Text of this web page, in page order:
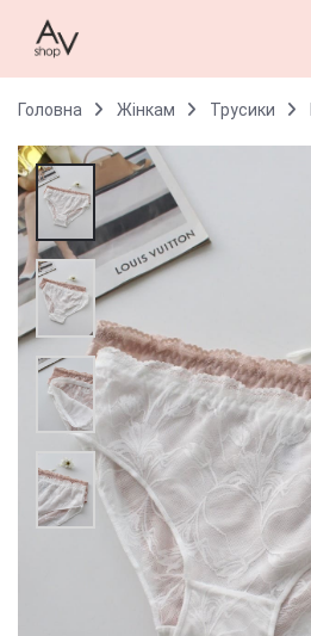
Головна Жінкам Трусики